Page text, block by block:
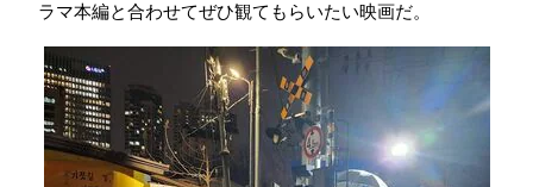
ラマ本編と合わせてぜひ観てもらいたい映画だ。